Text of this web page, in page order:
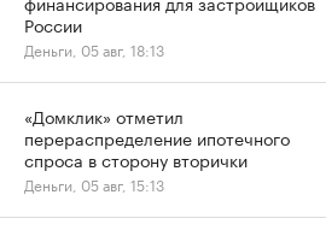
России
Деньги, 05 авг, 18:13
«Домклик» отметил
перераспределение ипотечного
спроса в сторону вторички
Деньги, 05 авг, 15:13